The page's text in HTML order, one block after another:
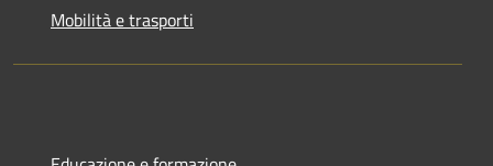
Mobilità e trasporti